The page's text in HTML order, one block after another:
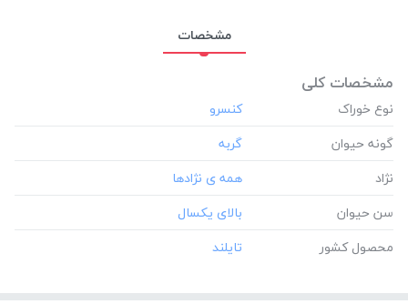
مشخصات
مشخصات کلی
نوع خوراک
گونه حیوان
نژاد
سن حیوان
محصول کشور